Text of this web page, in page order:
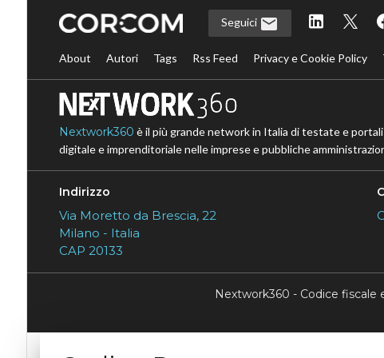
Seguici
About Autori Tags Rss Feed Privacy e Cookie Policy
Nextwork360 è il più grande network in Italia di testate e
digitale e imprenditoriale nelle imprese e pubbliche
Indirizzo
Via Moretto da Brescia, 22
Milano - Italia
CAP 20133
Nextwork360 - Codice fiscale